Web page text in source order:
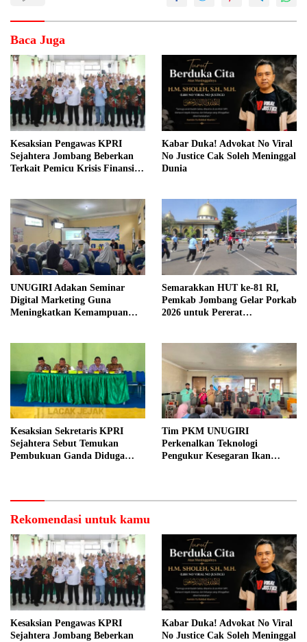
Baca Juga
Kesaksian Pengawas KPRI
Sejahtera Jombang Beberkan
Terkait Pemicu Krisis Finansial
Kabar Duka! Advokat No Viral
No Justice Cak Soleh Meninggal
Dunia
UNUGIRI Adakan Seminar
Digital Marketing Guna
Meningkatkan Kemampuan
Semarakkan HUT ke-81 RI,
Pemkab Jombang Gelar Porkab
2026 untuk Pererat
Kesaksian Sekretaris KPRI
Sejahtera Sebut Temukan
Pembukuan Ganda Diduga
Tim PKM UNUGIRI
Perkenalkan Teknologi
Pengukur Kesegaran Ikan
Rekomendasi untuk kamu
Kesaksian Pengawas KPRI
Sejahtera Jombang Beberkan
Kabar Duka! Advokat No Viral
No Justice Cak Soleh Meninggal